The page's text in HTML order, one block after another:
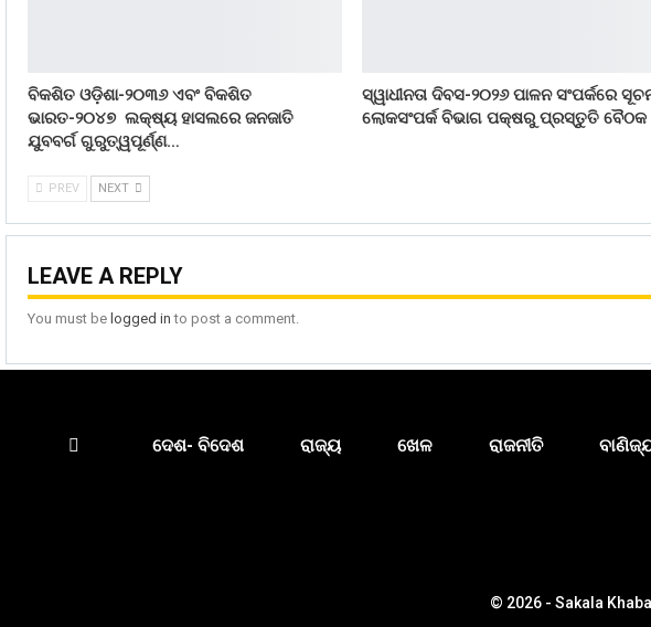
ବିକଶିତ ଓଡ଼ିଶା-୨୦୩୬ ଏବଂ ବିକଶିତ
ଭାରତ-୨୦୪୭ ଲକ୍ଷ୍ୟ ହାସଲରେ ଜନଜାତି
ଯୁବବର୍ଗ ଗୁରୁତ୍ୱପୂର୍ଣ୍ଣ…
ସ୍ୱାଧୀନତା ଦିବସ-୨୦୨୬ ପାଳନ ସଂପର୍କରେ
ଲୋକସଂପର୍କ ବିଭାଗ ପକ୍ଷରୁ ପ୍ରସ୍ତୁତି ବୈଠକ
PREV NEXT
LEAVE A REPLY
You must be logged in to post a comment.
ଦେଶ- ବିଦେଶ ରାଜ୍ୟ ଖେଳ ରାଜନୀତି
© 2026 - Sakala